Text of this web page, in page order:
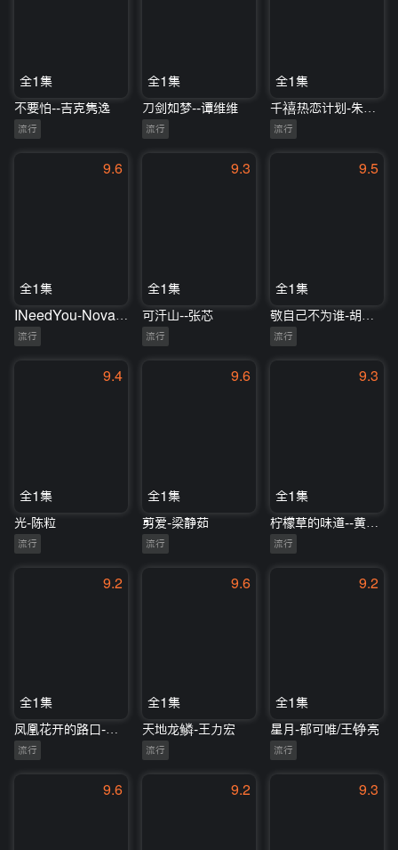
全1集
不要怕--吉克隽逸
流行
全1集
刀剑如梦--谭维维
流行
全1集
千禧热恋计划-朱星杰
流行
9.6
全1集
流行
9.3
全1集
可汗山--张芯
流行
9.5
全1集
流行
9.4
全1集
光-陈粒
流行
9.6
全1集
剪爱-梁静茹
流行
9.3
全1集
流行
9.2
全1集
凤凰花开的路口-房东的猫/孟慧圆
流行
9.6
全1集
天地龙鳞-王力宏
流行
9.2
全1集
星月-郁可唯/王铮亮
流行
9.6 9.2 9.3